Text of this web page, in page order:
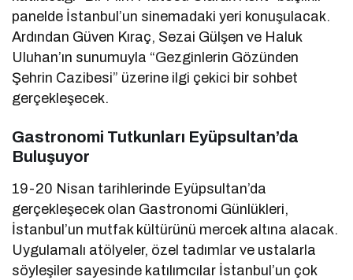
panelde İstanbul’un sinemadaki yeri konuşulacak.
Ardından Güven Kıraç, Sezai Gülşen ve Haluk
Uluhan’ın sunumuyla “Gezginlerin Gözünden
Şehrin Cazibesi” üzerine ilgi çekici bir sohbet
gerçekleşecek.
Gastronomi Tutkunları Eyüpsultan’da
Buluşuyor
19-20 Nisan tarihlerinde Eyüpsultan’da
gerçekleşecek olan Gastronomi Günlükleri,
İstanbul’un mutfak kültürünü mercek altına alacak.
Uygulamalı atölyeler, özel tadımlar ve ustalarla
söyleşiler sayesinde katılımcılar İstanbul’un çok